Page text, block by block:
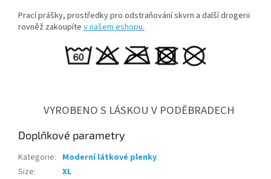
Prací prášky, prostředky pro odstraňování skvrn a další drogerii
rovněž zakoupíte v našem eshopu.
VYROBENO S LÁSKOU V PODĚBRADECH
Doplňkové parametry
Kategorie: Moderní látkové plenky
Size:
XL